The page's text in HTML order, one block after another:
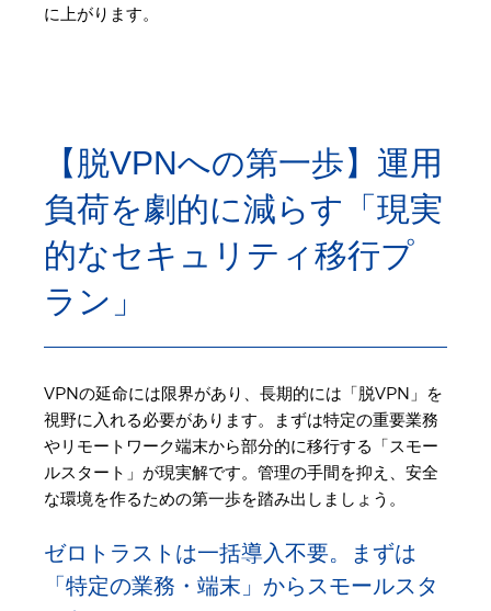
に上がります。
【脱VPNへの第一歩】運用
負荷を劇的に減らす「現実
的なセキュリティ移行プ
ラン」
VPNの延命には限界があり、長期的には「脱VPN」を
視野に入れる必要があります。まずは特定の重要業務
やリモートワーク端末から部分的に移行する「スモー
ルスタート」が現実解です。管理の手間を抑え、安全
な環境を作るための第一歩を踏み出しましょう。
ゼロトラストは一括導入不要。まずは
「特定の業務・端末」からスモールスタ